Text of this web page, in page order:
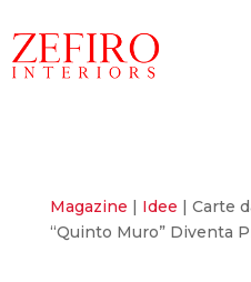
Magazine | Idee | Carte
“Quinto Muro” Diventa